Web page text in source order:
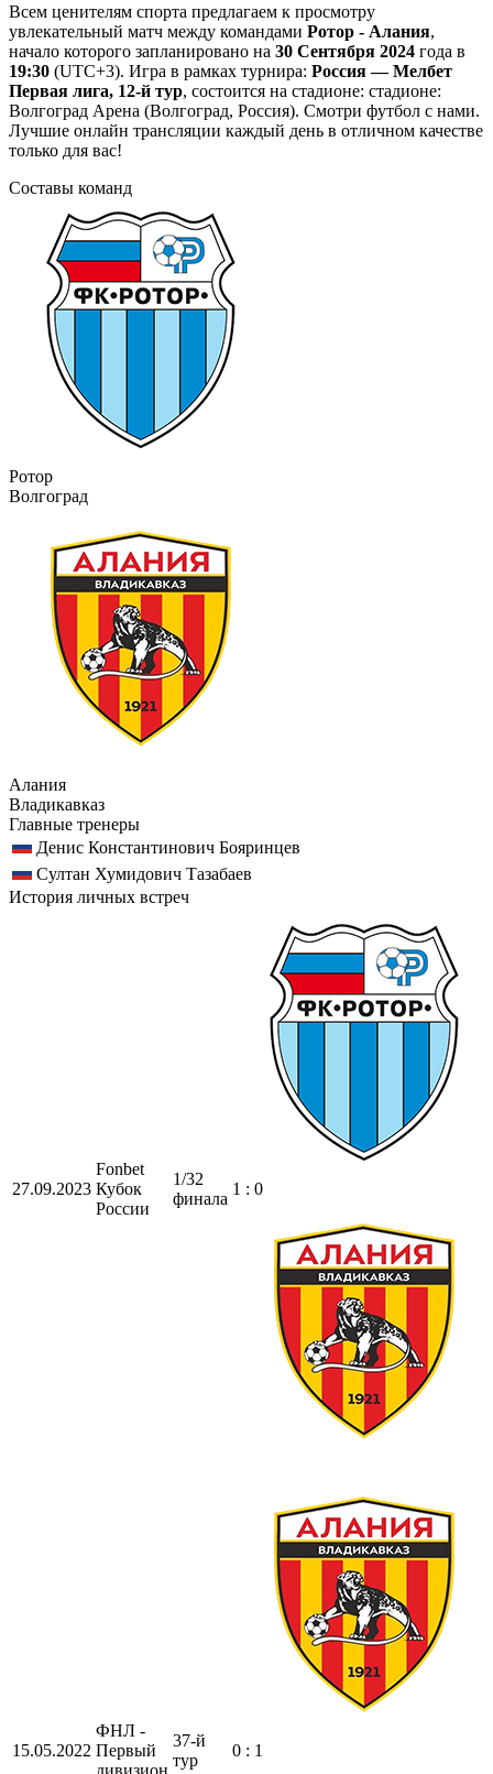
Всем ценителям спорта предлагаем к просмотру
увлекательный матч между командами Ротор - Алания,
начало которого запланировано на 30 Сентября 2024 года в
19:30 (UTC+3). Игра в рамках турнира: Россия — Мелбет
Первая лига, 12-й тур, состоится на стадионе: стадионе:
Волгоград Арена (Волгоград, Россия). Смотри футбол с нами.
Лучшие онлайн трансляции каждый день в отличном качестве
только для вас!
Составы команд
Ротор
Волгоград
Алания
Владикавказ
Главные тренеры
Денис Константинович Бояринцев
Султан Хумидович Тазабаев
История личных встреч
27.09.2023
Fonbet
Кубок
России
1/32
финала
1 : 0
15.05.2022
ФНЛ -
Первый
дивизион
37-й
тур
0 : 1